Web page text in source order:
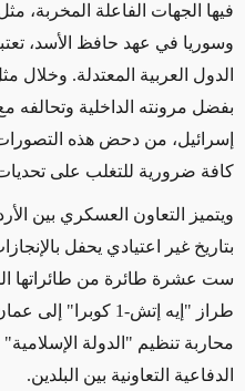
فيها الجهات الفاعلة المخربة،
وسوريا في عهد حافظ الأسد،
الدول العربية المعتدلة. وخلال
بفضل مرونته الداخلية وتحالفه
إسرائيل، من دحض هذه
كافة ضرورية للتغلب على
ويتميز التعاون العسكري بين
بتاريخ غير اعتيادي يحفل
ست عشرة طائرة من طائراتها
طراز "إيه إتش-1 كوبرا" إلى عمان،
محاربة تنظيم "الدولة الإسلامية"
الدفاعية التعاونية بين البلدين.